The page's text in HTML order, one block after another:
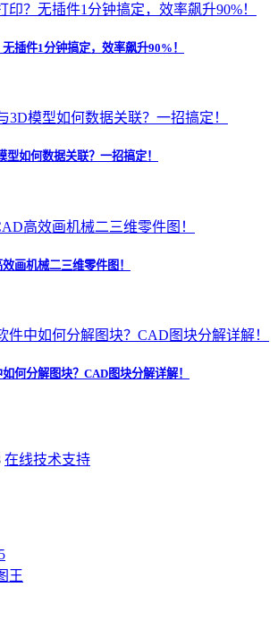
插件1分钟搞定，效率飙升90%！
型如何数据关联？一招搞定！
画机械二三维零件图！
何分解图块？CAD图块分解详解！
在线技术支持
王